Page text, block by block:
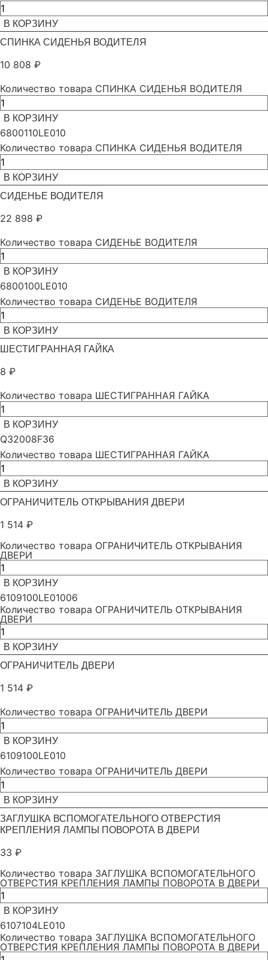
В КОРЗИНУ
СПИНКА СИДЕНЬЯ ВОДИТЕЛЯ
10 808 ₽
Количество товара СПИНКА СИДЕНЬЯ ВОДИТЕЛЯ
В КОРЗИНУ
6800110LE010
Количество товара СПИНКА СИДЕНЬЯ ВОДИТЕЛЯ
В КОРЗИНУ
СИДЕНЬЕ ВОДИТЕЛЯ
22 898 ₽
Количество товара СИДЕНЬЕ ВОДИТЕЛЯ
В КОРЗИНУ
6800100LE010
Количество товара СИДЕНЬЕ ВОДИТЕЛЯ
В КОРЗИНУ
ШЕСТИГРАННАЯ ГАЙКА
8 ₽
Количество товара ШЕСТИГРАННАЯ ГАЙКА
В КОРЗИНУ
Q32008F36
Количество товара ШЕСТИГРАННАЯ ГАЙКА
В КОРЗИНУ
ОГРАНИЧИТЕЛЬ ОТКРЫВАНИЯ ДВЕРИ
1 514 ₽
Количество товара ОГРАНИЧИТЕЛЬ ОТКРЫВАНИЯ
ДВЕРИ
В КОРЗИНУ
6109100LE01006
Количество товара ОГРАНИЧИТЕЛЬ ОТКРЫВАНИЯ
ДВЕРИ
В КОРЗИНУ
ОГРАНИЧИТЕЛЬ ДВЕРИ
1 514 ₽
Количество товара ОГРАНИЧИТЕЛЬ ДВЕРИ
В КОРЗИНУ
6109100LE010
Количество товара ОГРАНИЧИТЕЛЬ ДВЕРИ
В КОРЗИНУ
ЗАГЛУШКА ВСПОМОГАТЕЛЬНОГО ОТВЕРСТИЯ
КРЕПЛЕНИЯ ЛАМПЫ ПОВОРОТА В ДВЕРИ
33 ₽
Количество товара ЗАГЛУШКА ВСПОМОГАТЕЛЬНОГО
ОТВЕРСТИЯ КРЕПЛЕНИЯ ЛАМПЫ ПОВОРОТА В ДВЕРИ
В КОРЗИНУ
6107104LE010
Количество товара ЗАГЛУШКА ВСПОМОГАТЕЛЬНОГО
ОТВЕРСТИЯ КРЕПЛЕНИЯ ЛАМПЫ ПОВОРОТА В ДВЕРИ